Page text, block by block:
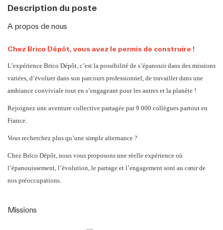
Votre carrière
Postuler
Description du poste
A propos de nous
Chez Brico Dépôt, vous avez le permis de construire !
L’expérience Brico Dépôt, c’est la possibilité de s’épanouir dans des missions
variées, d’évoluer dans son parcours professionnel, de travailler dans une
ambiance conviviale tout en s’engageant pour les autres et la planète !
Rejoignez une aventure collective partagée par 9 000 collègues partout en
France.
Vous recherchez plus qu’une simple alternance ?
Chez Brico Dépôt, nous vous proposons une réelle expérience où
l’épanouissement, l’évolution, le partage et l’engagement sont au cœur de
nos préoccupations.
Missions